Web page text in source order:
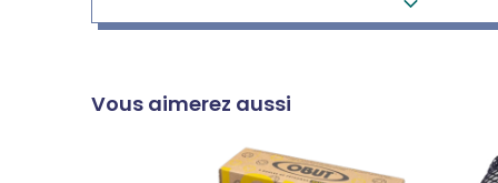
Vous aimerez aussi